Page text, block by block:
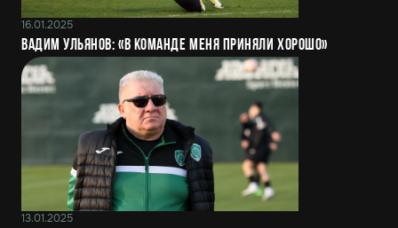
16.01.2025
Вадим Ульянов: «В команде меня приняли хорошо»
13.01.2025